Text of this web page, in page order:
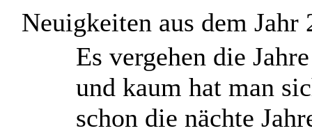
Neuigkeiten aus dem Jahr
Es vergehen die
und kaum hat man
schon die nächte